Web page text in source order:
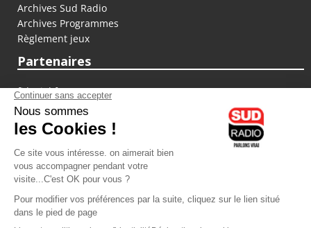
Archives Sud Radio
Archives Programmes
Règlement jeux
Partenaires
fiducial.fr
lyoncapitale.fr
olympique-et-lyonnais.com
L'application Iphone / Android
Téléchargez l'application
Les cookies